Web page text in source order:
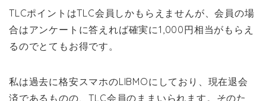
TLCポイントはTLC会員しかもらえませんが、会員の場
合はアンケートに答えれば確実に1,000円相当がもらえ
るのでとてもお得です。
私は過去に格安スマホのLIBMOにしており、現在退会
済であるものの、TLC会員のままいられます。そのた